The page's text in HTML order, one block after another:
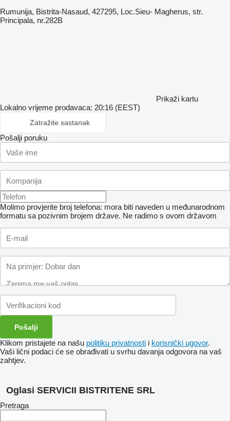
Rumunija, Bistrita-Nasaud, 427295, Loc.Sieu- Magherus, str.
Principala, nr.282B
Prikaži kartu
Lokalno vrijeme prodavaca: 20:16 (EEST)
Zatražite sastanak
Pošalji poruku
Molimo provjerite broj telefona: mora biti naveden u međunarodnom
formatu sa pozivnim brojem države. Ne radimo s ovom državom
Klikom pristajete na našu politiku privatnosti i korisnički ugovor.
Vaši lični podaci će se obrađivati ​​u svrhu davanja odgovora na vaš
zahtjev.
Oglasi SERVICII BISTRITENE SRL
Pretraga